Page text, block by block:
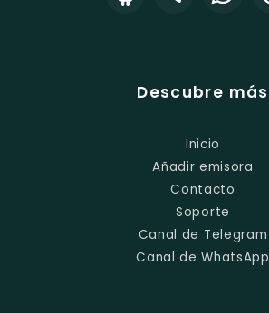
Descubre más
Inicio
Añadir emisora
Contacto
Soporte
Canal de Telegram
Canal de WhatsApp